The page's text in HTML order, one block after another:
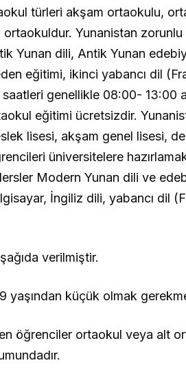
türleri akşam ortaokulu,
Yunanistan
Yunan dili, Antik Yunan
eğitimi, ikinci yabancı dil
genellikle 08:00- 13:00
eğitimi ücretsizdir.
lisesi, akşam genel lisesi,
üniversitelere
Modern Yunan dili ve
İngiliz dili, yabancı dil
verilmiştir.
küçük olmak
ortaokul veya alt